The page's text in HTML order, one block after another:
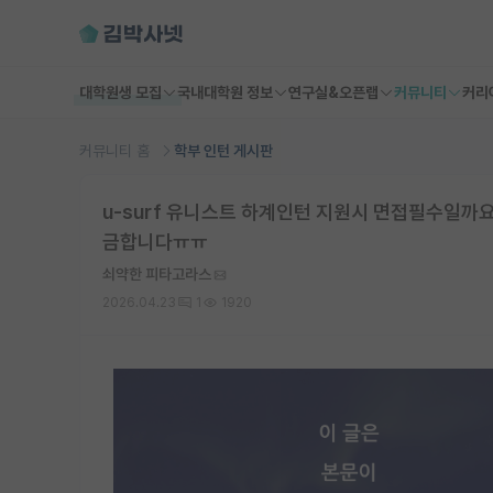
대학원생 모집 국내대학원 정보 연구실&오픈랩 커뮤니티 커리
커뮤니티 홈 학부 인턴 게시판
u-surf 유니스트 하계인턴 지원시 면접필수일까
금합니다ㅠㅠ
쇠약한 피타고라스